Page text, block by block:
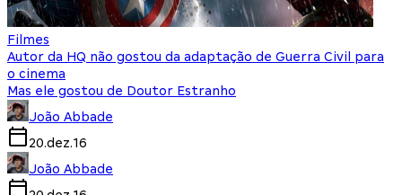
Filmes
Autor da HQ não gostou da adaptação de Guerra Civil para
o cinema
Mas ele gostou de Doutor Estranho
João Abbade
20.dez.16
João Abbade